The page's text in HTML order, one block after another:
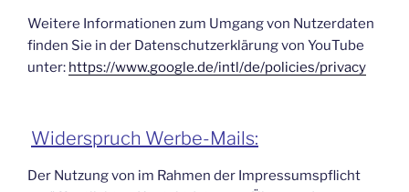
Weitere Informationen zum Umgang von Nutzerdaten
finden Sie in der Datenschutzerklärung von YouTube
unter: https://www.google.de/intl/de/policies/privacy
Widerspruch Werbe-Mails:
Der Nutzung von im Rahmen der Impressumspflicht